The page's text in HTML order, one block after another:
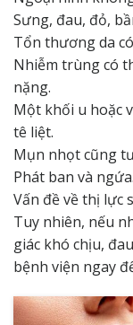
Sưng, đau, đỏ,
Tổn thương da
Nhiễm trùng có
nặng.
Một khối u hoặc
tê liệt.
Mụn nhọt cũng
Phát ban và ngứa.
Vấn đề về thị lực
Tuy nhiên, nếu
giác khó chịu,
bệnh viện ngay